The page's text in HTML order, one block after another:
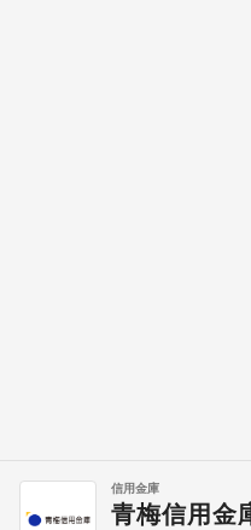
信用金庫
青梅信用金